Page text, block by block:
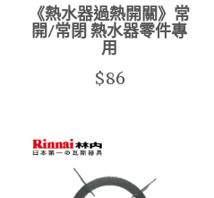
《熱水器過熱開關》常
開/常閉 熱水器零件專
用
$86